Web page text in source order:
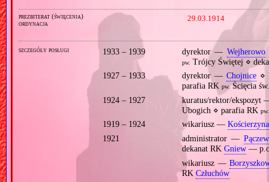
prezbiterat (święcenia)
ordynacja
29.03.1914
szczegóły posługi 1933 – 1939 dyrektor — Wejherowo
pw. Trójcy Świętej ⋄
1927 – 1933
dyrektor — Chojnice⋄
parafia RK pw.Ścięcia
1924 – 1927
kuratus/rektor/
Ubogich ⋄ parafia RK pw.
1919 – 1924
wikariusz — Kościerzyna
1921
administrator —
dekanat RK Gniew—
wikariusz —
RK Człuchów